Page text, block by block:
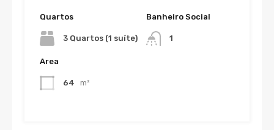
Quartos
3 Quartos (1 suíte)
Banheiro Social
1
Area
64 m²